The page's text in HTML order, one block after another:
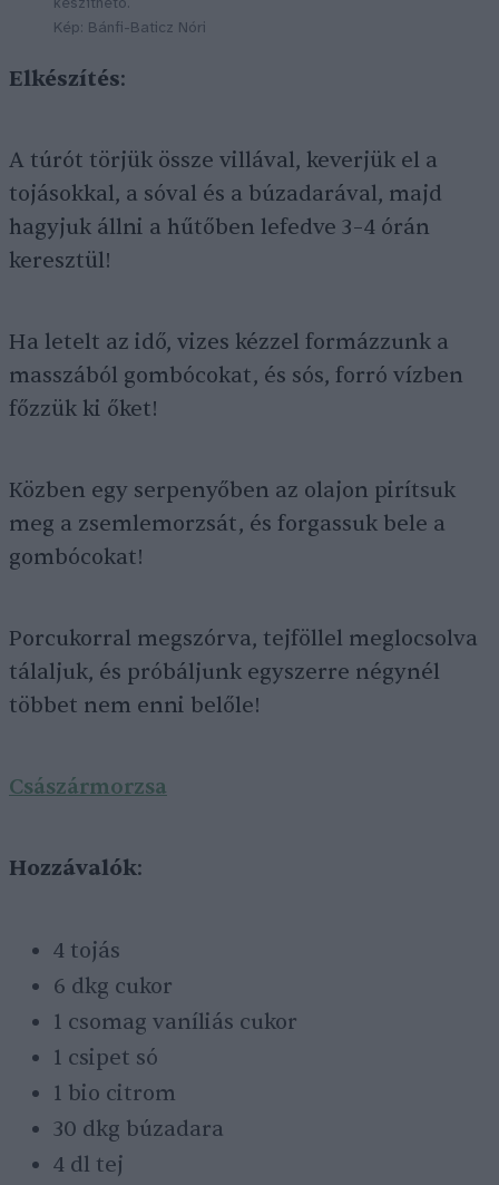
készíthető.
Kép: Bánfi-Baticz Nóri
Elkészítés:
A túrót törjük össze villával, keverjük el a
tojásokkal, a sóval és a búzadarával, majd
hagyjuk állni a hűtőben lefedve 3–4 órán
keresztül!
Ha letelt az idő, vizes kézzel formázzunk a
masszából gombócokat, és sós, forró vízben
főzzük ki őket!
Közben egy serpenyőben az olajon pirítsuk
meg a zsemlemorzsát, és forgassuk bele a
gombócokat!
Porcukorral megszórva, tejföllel meglocsolva
tálaljuk, és próbáljunk egyszerre négynél
többet nem enni belőle!
Császármorzsa
Hozzávalók:
4 tojás
6 dkg cukor
1 csomag vaníliás cukor
1 csipet só
1 bio citrom
30 dkg búzadara
4 dl tej